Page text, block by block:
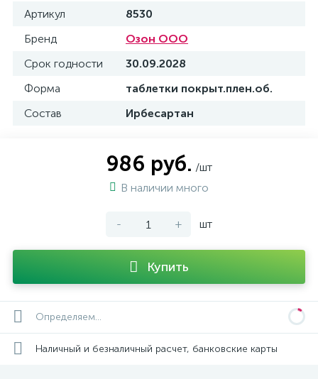
Артикул
8530
Бренд
Озон ООО
Срок годности
30.09.2028
Форма
таблетки покрыт.плен.об.
Состав
Ирбесартан
986 руб. /шт
В наличии много
- + шт
Купить
Определяем...
Наличный и безналичный расчет, банковские карты